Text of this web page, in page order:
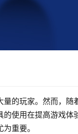
量的玩家。然而，随
的使用在提高游戏体
重要。